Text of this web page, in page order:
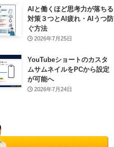
AIと働くほど思考力が落ちる
対策３つとAI疲れ・AIうつ防
ぐ方法
2026年7月25日
YouTubeショートのカスタ
ムサムネイルをPCから設定
が可能へ
2026年7月24日